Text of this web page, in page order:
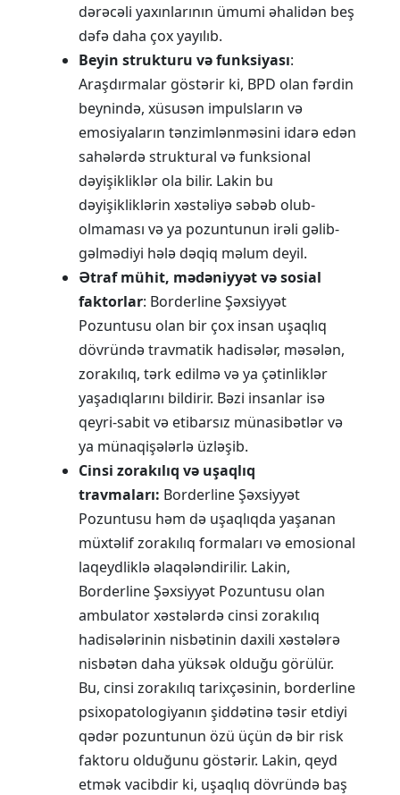
dərəcəli yaxınlarının ümumi əhalidən beş
dəfə daha çox yayılıb.
Beyin strukturu və funksiyası:
Araşdırmalar göstərir ki, BPD olan fərdin
beynində, xüsusən impulsların və
emosiyaların tənzimlənməsini idarə edən
sahələrdə struktural və funksional
dəyişikliklər ola bilir. Lakin bu
dəyişikliklərin xəstəliyə səbəb olub-
olmaması və ya pozuntunun irəli gəlib-
gəlmədiyi hələ dəqiq məlum deyil.
Ətraf mühit, mədəniyyət və sosial
faktorlar: Borderline Şəxsiyyət
Pozuntusu olan bir çox insan uşaqlıq
dövründə travmatik hadisələr, məsələn,
zorakılıq, tərk edilmə və ya çətinliklər
yaşadıqlarını bildirir. Bəzi insanlar isə
qeyri-sabit və etibarsız münasibətlər və
ya münaqişələrlə üzləşib.
Cinsi zorakılıq və uşaqlıq
travmaları: Borderline Şəxsiyyət
Pozuntusu həm də uşaqlıqda yaşanan
müxtəlif zorakılıq formaları və emosional
laqeydliklə əlaqələndirilir. Lakin,
Borderline Şəxsiyyət Pozuntusu olan
ambulator xəstələrdə cinsi zorakılıq
hadisələrinin nisbətinin daxili xəstələrə
nisbətən daha yüksək olduğu görülür.
Bu, cinsi zorakılıq tarixçəsinin, borderline
psixopatologiyanın şiddətinə təsir etdiyi
qədər pozuntunun özü üçün də bir risk
faktoru olduğunu göstərir. Lakin, qeyd
etmək vacibdir ki, uşaqlıq dövründə baş